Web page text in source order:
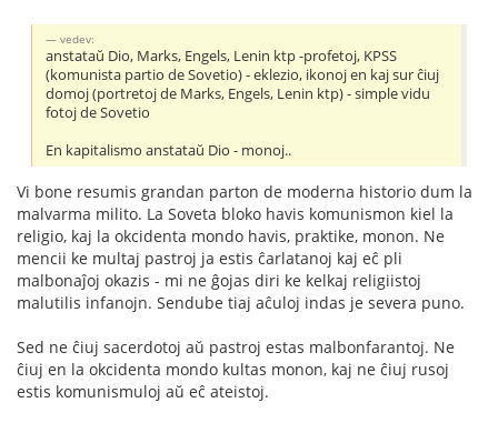
vedev:
anstataŭ Dio, Marks, Engels, Lenin ktp -profetoj, KPSS
(komunista partio de Sovetio) - eklezio, ikonoj en kaj sur ĉiuj
domoj (portretoj de Marks, Engels, Lenin ktp) - simple vidu
fotoj de Sovetio
En kapitalismo anstataŭ Dio - monoj..
Vi bone resumis grandan parton de moderna historio dum la
malvarma milito. La Soveta bloko havis komunismon kiel la
religio, kaj la okcidenta mondo havis, praktike, monon. Ne
mencii ke multaj pastroj ja estis ĉarlatanoj kaj eĉ pli
malbonaĵoj okazis - mi ne ĝojas diri ke kelkaj religiistoj
malutilis infanojn. Sendube tiaj aĉuloj indas je severa puno.
Sed ne ĉiuj sacerdotoj aŭ pastroj estas malbonfarantoj. Ne
ĉiuj en la okcidenta mondo kultas monon, kaj ne ĉiuj rusoj
estis komunismuloj aŭ eĉ ateistoj.